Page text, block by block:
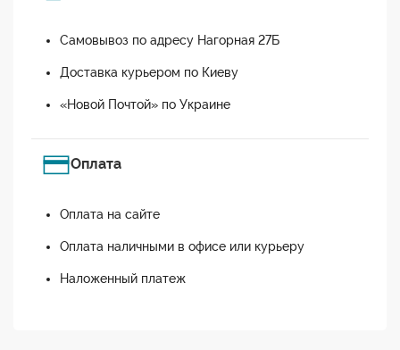
Самовывоз по адресу Нагорная 27Б
Доставка курьером по Киеву
«Новой Почтой» по Украине
Оплата
Оплата на сайте
Оплата наличными в офисе или курьеру
Наложенный платеж